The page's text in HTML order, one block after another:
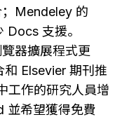
Mendeley 的
支援。
器擴展程式更
Elsevier 期刊推
工作的研究人員增
並希望獲得免費